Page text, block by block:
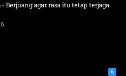
- Berjuang agar rasa itu tetap terjaga
6